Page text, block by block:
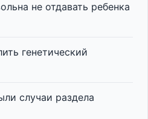
не отдавать ребенка
генетический
случаи раздела